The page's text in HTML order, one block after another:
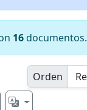
16documentos.
Orden